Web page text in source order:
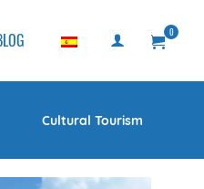
0
Cultural Tourism